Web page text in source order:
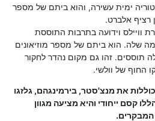
ימית עשירה, והוא ביתם של מספר
רציף אלברט.
וויילס וידועה בתרבות התוססת
שלה. הוא ביתם של מספר מוזיאונים
תוססים. זהו גם מקום נהדר לחקור
החוף של וולשי.
את מנצ'סטר, בירמינגהם, גלזגו
קסם ייחודי והיא מציעה מגוון
המבקרים.